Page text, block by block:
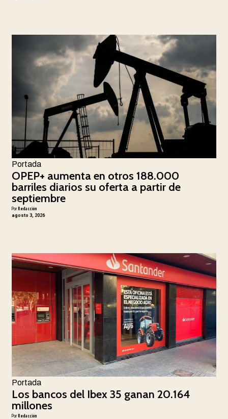
Portada
OPEP+ aumenta en otros 188.000
barriles diarios su oferta a partir de
septiembre
PorRedacción
agosto 3, 2026
Portada
Los bancos del Ibex 35 ganan 20.164
millones
PorRedacción